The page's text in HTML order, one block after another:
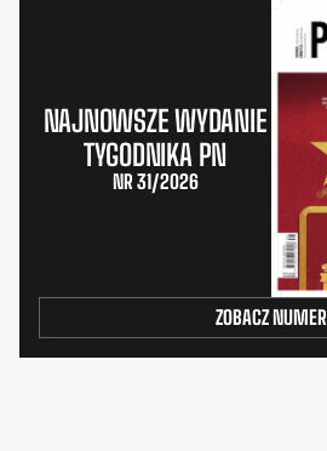
NAJNOWSZE WYDANIE
TYGODNIKA PN
NR 31/2026
ZOBACZ NUMER